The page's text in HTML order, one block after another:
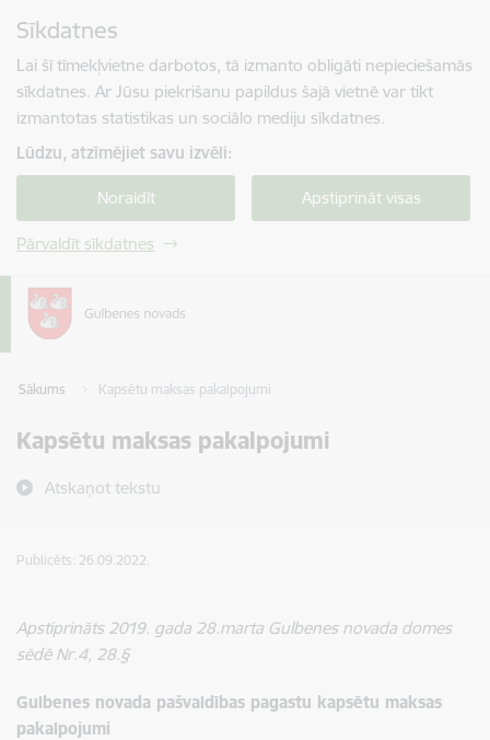
Sīkdatnes
Lai šī tīmekļvietne darbotos, tā izmanto obligāti nepieciešamās
sīkdatnes. Ar Jūsu piekrišanu papildus šajā vietnē var tikt
izmantotas statistikas un sociālo mediju sīkdatnes.
Lūdzu, atzīmējiet savu izvēli:
Noraidīt Apstiprināt visas
Pārvaldīt sīkdatnes
Sākums Kapsētu maksas pakalpojumi
Kapsētu maksas pakalpojumi
Atskaņot tekstu
Publicēts: 26.09.2022.
Apstiprināts 2019. gada 28.marta Gulbenes novada domes
sēdē Nr.4, 28.§
Gulbenes novada pašvaldības pagastu kapsētu maksas
pakalpojumi